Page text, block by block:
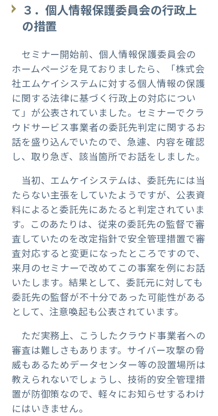
３．個人情報保護委員会の行政上
の措置
セミナー開始前、個人情報保護委員会の
ホームページを見ておりましたら、「株式会
社エムケイシステムに対する個人情報の保護
に関する法律に基づく行政上の対応につい
て」が公表されていました。セミナーでクラ
ウドサービス事業者の委託先判定に関するお
話を盛り込んでいたので、急遽、内容を確認
し、取り急ぎ、該当箇所でお話をしました。
当初、エムケイシステムは、委託先には当
たらない主張をしていたようですが、公表資
料によると委託先にあたると判定されていま
す。このあたりは、従来の委託先の監督で審
査していたのを改定指針で安全管理措置で審
査対応すると変更になったところですので、
来月のセミナーで改めてこの事案を例にお話
いたします。結果として、委託元に対しても
委託先の監督が不十分であった可能性がある
として、注意喚起も公表されています。
ただ実務上、こうしたクラウド事業者への
審査は難しさもあります。サイバー攻撃の脅
威もあるためデータセンター等の設置場所は
教えられないでしょうし、技術的安全管理措
置が防御策なので、軽々にお知らせするわけ
にはいきません。